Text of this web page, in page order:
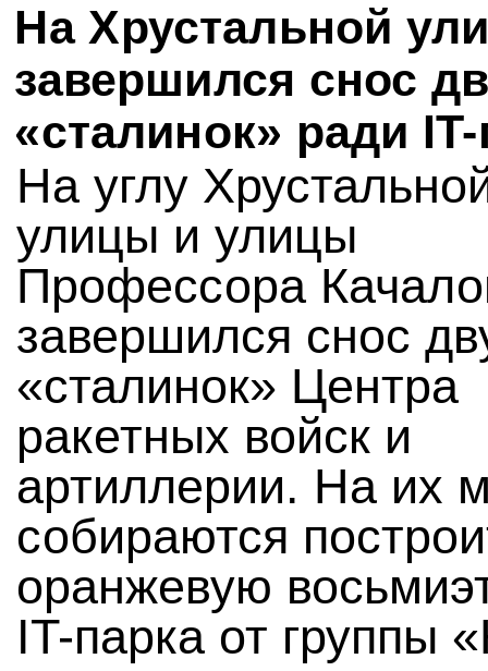
На Хрустальной
завершился снос
«сталинок» ради
На углу
улицы и улицы
Профессора
завершился снос
«сталинок» Центра
ракетных войск и
артиллерии. На их
собираются
оранжевую
IT-парка от группы